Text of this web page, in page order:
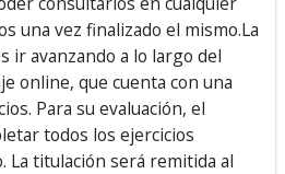
una vez finalizado el mismo.La
ir avanzando a lo largo del
online, que cuenta con una
Para su evaluación, el
todos los ejercicios
La titulación será remitida al